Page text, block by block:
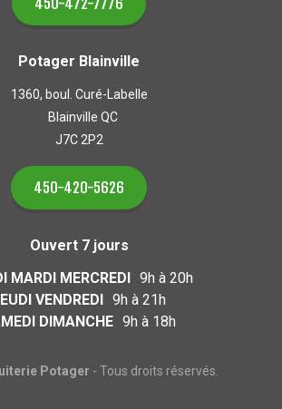
Potager Blainville
1360, boul. Curé-Labelle
Blainville QC
J7C 2P2
450-420-5626
Ouvert 7 jours
MARDI MERCREDI 9h à 20h
VENDREDI 9h à 21h
DIMANCHE 9h à 18h
Potager - Tous droits réservés.